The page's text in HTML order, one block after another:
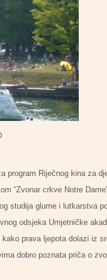
program Riječnog kina za
“Zvonar crkve Notre
studija glume i lutkarstva
odsjeka Umjetničke
prava ljepota dolazi iz
dobro poznata priča o